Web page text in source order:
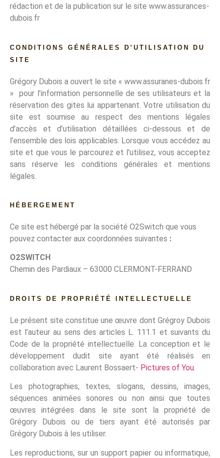
rédaction et de la publication sur le site www.assurances-
dubois.fr
CONDITIONS GÉNÉRALES D’UTILISATION DU
SITE
Grégory Dubois a ouvert le site « www.assuranes-dubois.fr
» pour l’information personnelle de ses utilisateurs et la
réservation des gites lui appartenant. Votre utilisation du
site est soumise au respect des mentions légales
d’accès et d’utilisation détaillées ci-dessous et de
l’ensemble des lois applicables. Lorsque vous accédez au
site et que vous le parcourez et l’utilisez, vous acceptez
sans réserve les conditions générales et mentions
légales.
HÉBERGEMENT
Ce site est hébergé par la société O2Switch que vous
pouvez contacter aux coordonnées suivantes :
O2SWITCH
Chemin des Pardiaux – 63000 CLERMONT-FERRAND
DROITS DE PROPRIÉTÉ INTELLECTUELLE
Le présent site constitue une œuvre dont Grégroy Dubois
est l’auteur au sens des articles L. 111.1 et suivants du
Code de la propriété intellectuelle. La conception et le
développement dudit site ayant été réalisés en
collaboration avec Laurent Bossaert- Pictures of You
Les photographies, textes, slogans, dessins, images,
séquences animées sonores ou non ainsi que toutes
œuvres intégrées dans le site sont la propriété de
Grégory Dubois ou de tiers ayant été autorisés par
Grégory Dubois à les utiliser.
Les reproductions, sur un support papier ou informatique,